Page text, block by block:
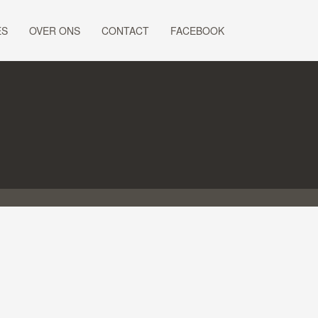
OVER ONS CONTACT FACEBOOK